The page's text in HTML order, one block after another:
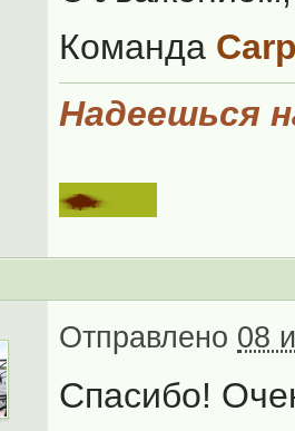
Команда
Надеешься
Отправлено 08
Спасибо!